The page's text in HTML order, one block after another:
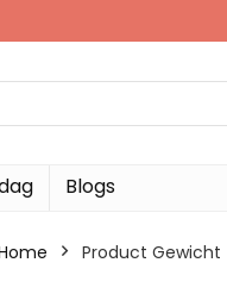
Blogs
Product Gewicht